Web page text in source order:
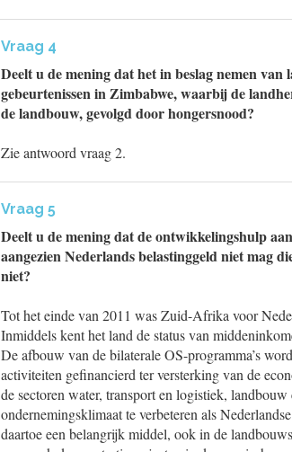
Vraag 4
Deelt u de mening dat het in beslag nemen
gebeurtenissen in Zimbabwe, waarbij de
de landbouw, gevolgd door hongersnood?
Zie antwoord vraag 2.
Vraag 5
Deelt u de mening dat de ontwikkelingshulp
aangezien Nederlands belastinggeld niet mag
niet?
Tot het einde van 2011 was Zuid-Afrika voor
Inmiddels kent het land de status van
De afbouw van de bilaterale OS-programma’s
activiteiten gefinancierd ter versterking van de
de sectoren water, transport en logistiek,
ondernemingsklimaat te verbeteren als
daartoe een belangrijk middel, ook in de